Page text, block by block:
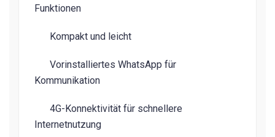
Funktionen
Kompakt und leicht
Vorinstalliertes WhatsApp für
Kommunikation
4G-Konnektivität für schnellere
Internetnutzung